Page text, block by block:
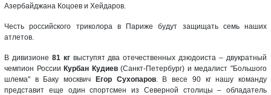
Азербайджана Коцоев и Хейдаров.
Честь российского триколора в Париже будут защищать семь наших
атлетов.
В дивизионе 81 кгвыступят два отечественных дзюдоиста – двукратный
чемпион России Курбан Кудиев(Санкт-Петербург) и медалист "Большого
шлема" в Баку москвич
Егор Сухопаров. В весе 90 кг нашу команду
представит еще один спортсмен из Северной столицы – обладатель